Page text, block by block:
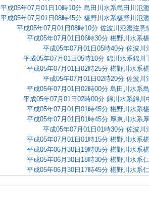
平成05年07月01日10時10分 島田川水系島田川氾
平成05年07月01日08時45分 椹野川水系椹野川氾
平成05年07月01日08時10分 佐波川氾濫注
平成05年07月01日06時30分 椹野川水系
平成05年07月01日05時40分 佐波川
平成05年07月01日05時10分 錦川水系錦
平成05年07月01日02時25分 椹野川水系
平成05年07月01日02時20分 佐波川
平成05年07月01日02時00分 島田川水系
平成05年07月01日02時00分 錦川水系錦
平成05年07月01日01時45分 椹野川水系
平成05年07月01日01時45分 厚東川水系
平成05年07月01日01時30分 佐波川
平成05年07月01日01時15分 椹野川水系
平成05年06月30日19時05分 椹野川水系
平成05年06月30日18時30分 椹野川水系
平成05年06月30日17時45分 椹野川水系